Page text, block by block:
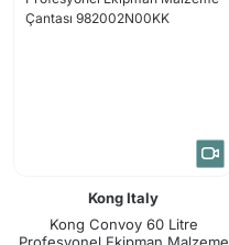
Kong Italy
Kong Convoy 60 Litre